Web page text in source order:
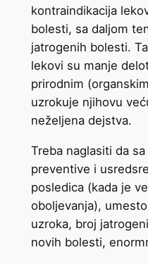
kontraindikacija
bolesti, sa daljom
jatrogenih bolesti.
lekovi su manje
prirodnim
uzrokuje njihovu
neželjena dejstva.
Treba naglasiti da
preventive i
posledica (kada je
oboljevanja),
uzroka, broj
novih bolesti,